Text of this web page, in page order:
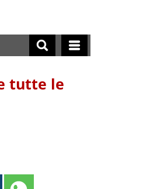
tutte le